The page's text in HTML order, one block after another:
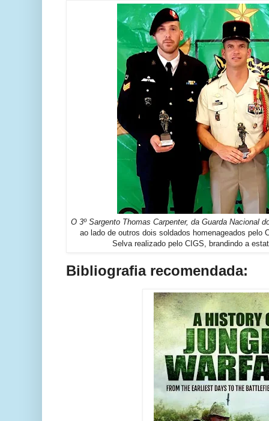
O 3º Sargento Thomas Carpenter,da Guarda Nacional
ao lado de outros dois soldados homenageados pelo
Selva realizado pelo CIGS, brandindo a
Bibliografia recomendada: